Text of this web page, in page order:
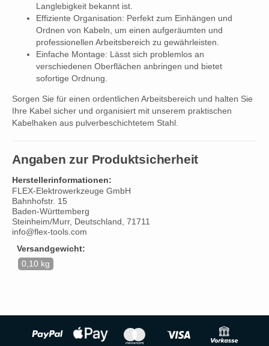
Langlebigkeit bekannt ist.
Effiziente Organisation: Perfekt zum Einhängen und
Ordnen von Kabeln, um einen aufgeräumten und
professionellen Arbeitsbereich zu gewährleisten.
Einfache Montage: Lässt sich problemlos an
verschiedenen Oberflächen anbringen und bietet
sofortige Ordnung.
Sorgen Sie für einen ordentlichen Arbeitsbereich und halten Sie
Ihre Kabel sicher und organisiert mit unserem praktischen
Kabelhaken aus pulverbeschichtetem Stahl.
Angaben zur Produktsicherheit
Herstellerinformationen:
FLEX-Elektrowerkzeuge GmbH
Bahnhofstr. 15
Baden-Württemberg
Steinheim/Murr, Deutschland, 71711
info@flex-tools.com
Versandgewicht:
0,10 kg